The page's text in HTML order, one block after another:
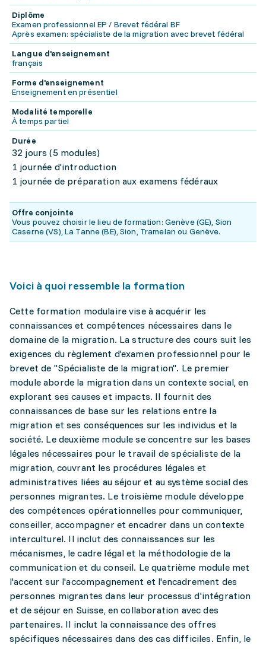
Diplôme
Examen professionnel EP / Brevet fédéral BF
Après examen: spécialiste de la migration avec brevet fédéral
Langue d'enseignement
français
Forme d'enseignement
Enseignement en présentiel
Modalité temporelle
À temps partiel
Durée
32 jours (5 modules)
1 journée d'introduction
1 journée de préparation aux examens fédéraux
Offre conjointe
Vous pouvez choisir le lieu de formation: Genève (GE), Sion
Caserne (VS), La Tanne (BE), Sion, Tramelan ou Genève.
Voici à quoi ressemble la formation
Cette formation modulaire vise à acquérir les
connaissances et compétences nécessaires dans le
domaine de la migration. La structure des cours suit les
exigences du règlement d'examen professionnel pour le
brevet de "Spécialiste de la migration". Le premier
module aborde la migration dans un contexte social, en
explorant ses causes et impacts. Il fournit des
connaissances de base sur les relations entre la
migration et ses conséquences sur les individus et la
société. Le deuxième module se concentre sur les bases
légales nécessaires pour le travail de spécialiste de la
migration, couvrant les procédures légales et
administratives liées au séjour et au système social des
personnes migrantes. Le troisième module développe
des compétences opérationnelles pour communiquer,
conseiller, accompagner et encadrer dans un contexte
interculturel. Il inclut des connaissances sur les
mécanismes, le cadre légal et la méthodologie de la
communication et du conseil. Le quatrième module met
l'accent sur l'accompagnement et l'encadrement des
personnes migrantes dans leur processus d'intégration
et de séjour en Suisse, en collaboration avec des
partenaires. Il inclut la connaissance des offres
spécifiques nécessaires dans des cas difficiles. Enfin, le